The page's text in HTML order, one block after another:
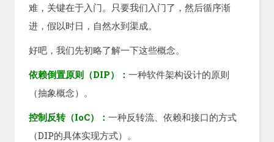
难，关键在于入门。只要我们入门了，然后循序渐
进，假以时日，自然水到渠成。
好吧，我们先初略了解一下这些概念。
依赖倒置原则（DIP）： 一种软件架构设计的原则
（抽象概念）。
控制反转（IoC）： 一种反转流、依赖和接口的方式
（DIP的具体实现方式）。